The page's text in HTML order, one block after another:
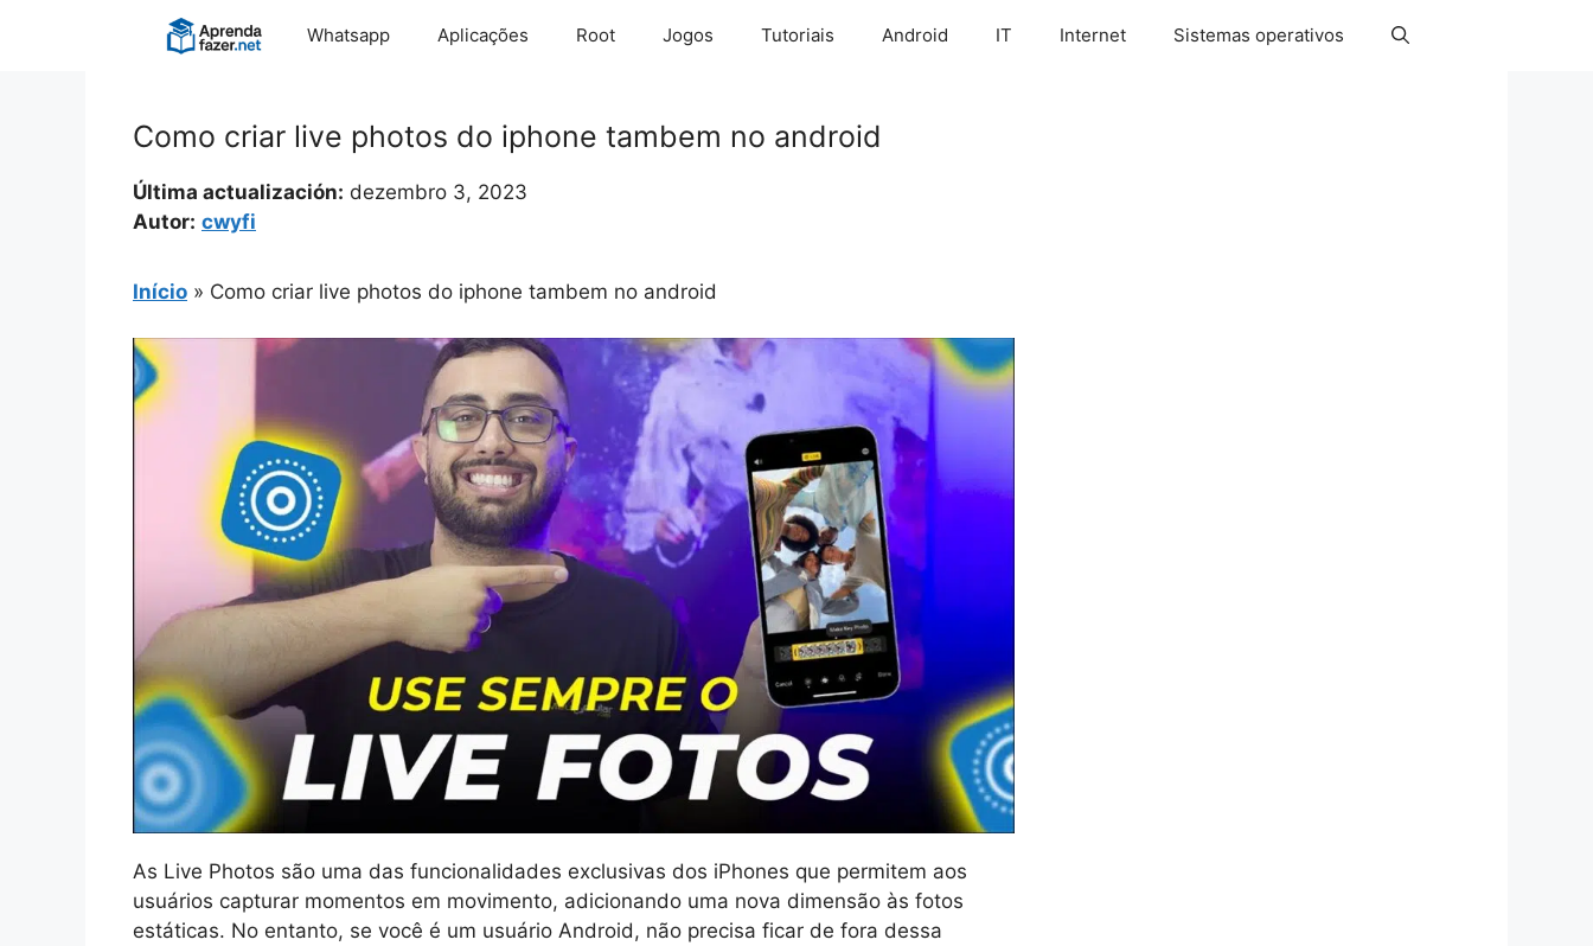
Whatsapp Aplicações Root Jogos Tutoriais Android IT Internet Sistemas operativos
Como criar live photos do iphone tambem no android
Última actualización: dezembro 3, 2023
Autor: cwyfi
Início » Como criar live photos do iphone tambem no android
As Live Photos são uma das funcionalidades exclusivas dos iPhones que permitem aos
usuários capturar momentos em movimento, adicionando uma nova dimensão às fotos
estáticas. No entanto, se você é um usuário Android, não precisa ficar de fora dessa